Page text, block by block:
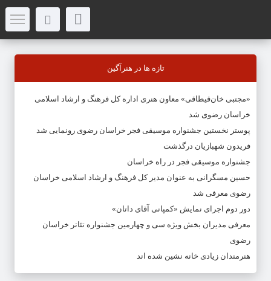
تازه ها در هنرآگین
«مجتبی خان‌قیطاقی» معاون هنری اداره کل فرهنگ و ارشاد اسلامی
خراسان رضوی شد
پوستر نخستین جشنواره موسیقی فجر خراسان رضوی رونمایی شد
فریدون شهبازیان درگذشت
جشنواره موسیقی فجر در راه خراسان
حسین مسگرانی به عنوان مدیر کل فرهنگ و ارشاد اسلامی خراسان
رضوی معرفی شد
دور دوم اجرای نمایش «کمپانی آقای داتان»
معرفی مدیران بخش ویژه سی و چهارمین جشنواره تئاتر خراسان
رضوی
هنرمندان زیادی خانه نشین شده اند